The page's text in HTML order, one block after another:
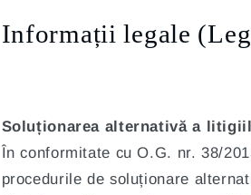
Informații legale
Soluționarea alternativă a
În conformitate cu O.G. nr. 38/
procedurile de soluționare